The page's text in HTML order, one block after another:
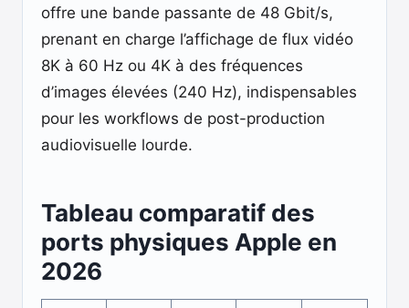
offre une bande passante de 48 Gbit/s,
prenant en charge l’affichage de flux vidéo
8K à 60 Hz ou 4K à des fréquences
d’images élevées (240 Hz), indispensables
pour les workflows de post-production
audiovisuelle lourde.
Tableau comparatif des
ports physiques Apple en
2026